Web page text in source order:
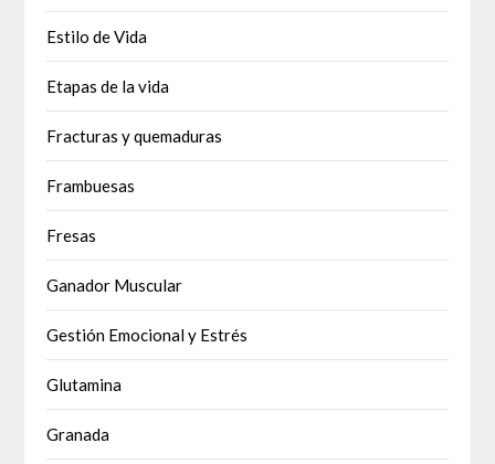
Estilo de Vida
Etapas de la vida
Fracturas y quemaduras
Frambuesas
Fresas
Ganador Muscular
Gestión Emocional y Estrés
Glutamina
Granada